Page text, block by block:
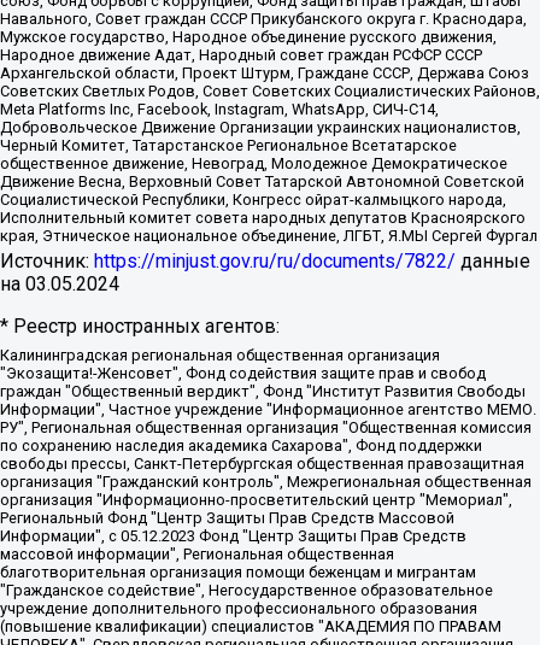
Навального, Совет граждан СССР Прикубанского округа г. Краснодара,
Мужское государство, Народное объединение русского движения,
Народное движение Адат, Народный совет граждан РСФСР СССР
Архангельской области, Проект Штурм, Граждане СССР, Держава Союз
Советских Светлых Родов, Совет Советских Социалистических Районов,
Meta Platforms Inc, Facebook, Instagram, WhatsApp, СИЧ-С14,
Добровольческое Движение Организации украинских националистов,
Черный Комитет, Татарстанское Региональное Всетатарское
общественное движение, Невоград, Молодежное Демократическое
Движение Весна, Верховный Совет Татарской Автономной Советской
Социалистической Республики, Конгресс ойрат-калмыцкого народа,
Исполнительный комитет совета народных депутатов Красноярского
края, Этническое национальное объединение, ЛГБТ, Я.МЫ Сергей Фургал
Источник: https://minjust.gov.ru/ru/documents/7822/ данные
на 03.05.2024
* Реестр иностранных агентов:
Калининградская региональная общественная организация "Экозащита!-Женсовет", Фонд содействия защите прав и свобод граждан "Общественный вердикт", Фонд "Институт Развития Свободы Информации", Частное учреждение "Информационное агентство МЕМО. РУ", Региональная общественная организация "Общественная комиссия по сохранению наследия академика Сахарова", Фонд поддержки свободы прессы, Санкт-Петербургская общественная правозащитная организация "Гражданский контроль", Межрегиональная общественная организация "Информационно-просветительский центр "Мемориал", Региональный Фонд "Центр Защиты Прав Средств Массовой Информации", с 05.12.2023 Фонд "Центр Защиты Прав Средств массовой информации", Региональная общественная благотворительная организация помощи беженцам и мигрантам "Гражданское содействие", Негосударственное образовательное учреждение дополнительного профессионального образования (повышение квалификации) специалистов "АКАДЕМИЯ ПО ПРАВАМ ЧЕЛОВЕКА", Свердловская региональная общественная организация "Сутяжник", Автономная некоммерческая организация "Центр независимых социологических исследований", Союз общественных объединений "Российский исследовательский центр по правам человека", Региональное общественное учреждение научно-информационный центр "МЕМОРИАЛ", Некоммерческая организация "Фонд защиты гласности", Автономная некоммерческая организация "Институт прав человека", Городская общественная организация "Екатеринбургское общество "МЕМОРИАЛ", Городская общественная организация "Рязанское историко-просветительское и правозащитное общество "Мемориал" (Рязанский Мемориал), Челябинский региональный орган общественной самодеятельности – женское общественное объединение "Женщины Евразии", Челябинский региональный орган общественной самодеятельности "Уральская правозащитная группа", Фонд содействия защите здоровья и социальной справедливости имени Андрея Рылькова, Автономная Некоммерческая Организация "Аналитический Центр Юрия Левады", Автономная некоммерческая организация социальной поддержки населения "Проект Апрель", Региональная общественная организация помощи женщинам и детям, находящимся в кризисной ситуации "Информационно-методический центр "Анна", Фонд содействия развитию массовых коммуникаций и правовому просвещению "Так-так-Так", Фонд содействия устойчивому развитию "Серебряная тайга", Свердловский региональный общественный фонд социальных проектов "Новое время", "Idel.Реалии", Кавказ.Реалии, Крым.Реалии, Телеканал Настоящее Время, Татаро-башкирская служба Радио Свобода (Azatliq Radiosi), Радио Свободная Европа/Радио Свобода (PCE/PC), "Сибирь.Реалии", "Фактограф", Благотворительный фонд помощи осужденным и их семьям, Автономная некоммерческая организация "Институт глобализации и социальных движений", Фонд "В защиту прав заключенных", Частное учреждение "Центр поддержки и содействия развитию средств массовой информации", Пензенский региональный общественный благотворительный фонд "Гражданский союз", "Север.Реалии", Некоммерческая организация Фонд "Правовая инициатива", Общество с ограниченной ответственностью "Радио Свободная Европа/Радио Свобода", Чешское информационное агентство "MEDIUM-ORIENT", Красноярская региональная общественная организация "Мы против СПИДа", Камалягин Денис Николаевич, Маркелов Сергей Евгеньевич, Пономарев Лев Александрович, Савицкая Людмила Алексеевна, Автономная некоммерческая организация "Центр по работе с проблемой насилия "НАСИЛИЮ.НЕТ", Межрегиональный профессиональный союз работников здравоохранения "Альянс врачей", Юридическое лицо, зарегистрированное в Латвийской Республике, SIA "Medusa Project" (регистрационный номер 40103797863, дата регистрации 10.06.2014), Некоммерческая организация "Фонд по борьбе с коррупцией", Автономная некоммерческая организация "Институт права и публичной политики", Баданин Роман Сергеевич, Гликин Максим Александрович, Железнова Мария Михайловна, Лукьянова Юлия Сергеевна, Маетная Елизавета Витальевна, Маняхин Петр Борисович, Чуракова Ольга Владимировна, Ярош Юлия Петровна, Юридическое лицо "The Insider SIA", зарегистрированное в Риге, Латвийская Республика (дата регистрации 26.06.2015), являющееся администратором доменного имени интернет-издания "The Insider SIA", https://theins.ru, Постернак Алексей Евгеньевич, Рубин Михаил Аркадьевич, Анин Роман Александрович, Юридическое лицо Istories fonds, зарегистрированное в Латвийской Республике (регистрационный номер 50008295751, дата регистрации 24.02.2020), Великовский Дмитрий Александрович, Долинина Ирина Николаевна, Мароховская Алеся Алексеевна, Шлейнов Роман Юрьевич, Шмагун Олеся Валентиновна, Общество с ограниченной ответственностью "Альтаир 2021", Общество с ограниченной ответственностью "Вега 2021", Общество с ограниченной ответственностью "Главный редактор 2021", Общество с ограниченной ответственностью "Ромашки монолит", Важенков Артем Валерьевич, Ивановская областная общественная организация "Центр гендерных исследований", Гурман Юрий Альбертович, Медиапроект "ОВД-Инфо", Егоров Владимир Владимирович, Жилинский Владимир Александрович, Общество с ограниченной ответственностью "ЗП", Иванова София Юрьевна, Карезина Инна Павловна, Кильтау Екатерина Викторовна, Петров Алексей Викторович, Пискунов Сергей Евгеньевич, Смирнов Сергей Сергеевич, Тихонов Михаил Сергеевич, Общество с ограниченной ответственностью "ЖУРНАЛИСТ-ИНОСТРАННЫЙ АГЕНТ", Арапова Галина Юрьевна, Вольтская Татьяна Анатольевна, Американская компания "Mason G.E.S. Anonymous Foundation" (США), являющаяся владельцем интернет-издания https://mnews.world/, Компания "Stichting Bellingcat", зарегистрированная в Нидерландах (дата регистрации 11.07.2018), Захаров Андрей Вячеславович, Клепиковская Екатерина Дмитриевна, Общество с ограниченной ответственностью "МЕМО", Перл Роман Александрович, Симонов Евгений Алексеевич, Соловьева Елена Анатольевна, Сотников Даниил Владимирович, Сурначева Елизавета Дмитриевна, Автономная некоммерческая организация по защите прав человека и информированию населения "Якутия – Наше Мнение", Общество с ограниченной ответственностью "Москоу диджитал медиа", с 26.01.2023 Общество с ограниченной ответственностью "Чайка Белые сады", Ветошкина Валерия Валерьевна, Заговора Максим Александрович, Межрегиональное общественное движение "Российская ЛГБТ - сеть", Оленичев Максим Владимирович, Павлов Иван Юрьевич, Скворцова Елена Сергеевна, Общество с ограниченной ответственностью "Как бы инагент", Кочетков Игорь Викторович, Общество с ограниченной ответственностью "Честные выборы", Еланчик Олег Александрович, Общество с ограниченной ответственностью "Нобелевский призыв", Гималова Регина Эмилевна, Григорьев Андрей Валерьевич, Григорьева Алина Александровна, Ассоциация по содействию защите прав призывников, альтернативнослужащих и военнослужащих "Правозащитная группа "Гражданин.Армия.Право", Хисамова Регина Фаритовна, Автономная некоммерческая организация по реализации социально-правовых программ "Лилит", Дальневосточное общественное движение "Маяк", Санкт-Петербургская ЛГБТ-инициативная группа "Выход", Инициативная группа ЛГБТ+ "Реверс", Алексеев Андрей Викторович, Бекбулатова Таисия Львовна, Беляев Иван Михайлович, Владыкина Елена Сергеевна, Гельман Марат Александрович, Никульшина Вероника Юрьевна, Толоконникова Надежда Андреевна, Шендерович Виктор Анатольевич, Общество с ограниченной ответственностью "Данное сообщение", Общество с ограниченной ответственностью Издательский дом "Новая глава", Айнбиндер Александра Александровна, Московский комьюнити-центр для ЛГБТ+инициатив, Благотворительный фонд развития филантропии, Deutsche Welle (Германия, Kurt-Schumacher-Strasse 3, 53113 Bonn), Борзунова Мария Михайловна, Воробьев Виктор Викторович, Голубева Анна Львовна, Константинова Алла Михайловна, Малкова Ирина Владимировна, Мурадов Мурад Абдулгалимович, Осетинская Елизавета Николаевна, Понасенков Евгений Николаевич, Ганапольский Матвей Юрьевич, Киселев Евгений Алексеевич, Борухович Ирина Григорьевна, Дремин Иван Тимофеевич, Дубровский Дмитрий Викторович, Красноярская региональная общественная организация поддержки и развития альтернативных образовательных технологий и межкультурных коммуникаций "ИНТЕРРА", Маяковская Екатерина Алексеевна, Фейгин Марк Захарович, Филимонов Андрей Викторович, Дзугкоева Регина Николаевна, Доброхотов Роман Александрович, Дудь Юрий Александрович, Елкин Сергей Владимирович, Кругликов Кирилл Игоревич, Сабунаева Мария Леонидовна, Семенов Алексей Владимирович, Шаинян Карен Багратович, Шульман Екатерина Михайловна, Асафьев Артур Валерьевич, Вахштайн Виктор Семенович, Венедиктов Алексей Алексеевич, Лушникова Екатерина Евгеньевна, Волков Леонид Михайлович, Невзоров Александр Глебович, Пархоменко Сергей Борисович, Сироткин Ярослав Николаевич, Кара-Мурза Владимир Владимирович, Баранова Наталья Владимировна, Гозман Леонид Яковлевич, Кагарлицкий Борис Юльевич, Климарев Михаил Валерьевич, Милов Владимир Станиславович, Автономная некоммерческая организация Краснодарский центр современного искусства "Типография", Моргенштерн Алишер Тагирович, Соболь Любовь Эдуардовна, Общество с ограниченной ответственностью "ЛИЗА НОРМ", Каспаров Гарри Кимович, Ходорковский Михаил Борисович, Общество с ограниченной ответственностью "Апрельские тезисы", Данилович Ирина Брониславовна, Кашин Олег Владимирович, Петров Николай Владимирович, Пивоваров Алексей Владимирович, Соколов Михаил Владимирович, Цветкова Юлия Владимировна, Чичваркин Евгений Александрович, Комитет против пыток/Команда против пыток, Общество с ограниченной ответственностью "Первый научный", Общество с ограниченной ответственностью "Вертолет и ко", Белоцерковская Вероника Борисовна, Кац Максим Евгеньевич, Лазарева Татьяна Юрьевна, Шаведдинов Руслан Табризович, Яшин Илья Валерьевич, Общество с ограниченной ответственностью "Иноагент ААВ", Алешковский Дмитрий Петрович, Альбац Евгения Марковна, Быков Дмитрий Львович, Галямина Юлия Евгеньевна, Лойко Сергей Леонидович, Мартынов Кирилл Константинович, Медведев Сергей Александрович, Крашенинников Федор Геннадиевич, Гордеева Катерина Вл